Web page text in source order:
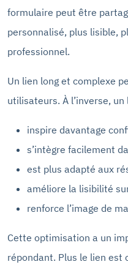
formulaire peut être
personnalisé, plus lisible,
professionnel.
Un lien long et complexe
utilisateurs. À l’inverse,
inspire davantage
s’intègre facilement
est plus adapté aux
améliore la lisibilité
renforce l’image de
Cette optimisation a un
répondant. Plus le lien est